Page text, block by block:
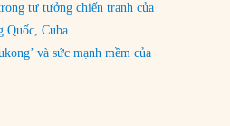
tư tưởng chiến tranh của
Quốc, Cuba
và sức mạnh mềm của